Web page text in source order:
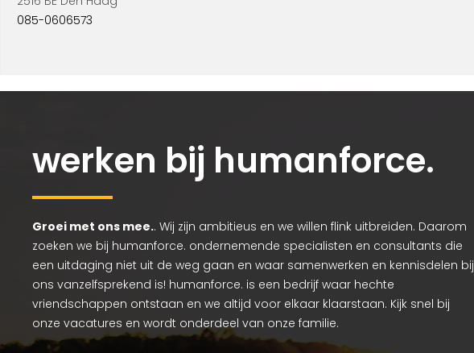
085-0606573
werken bij humanforce.
Groei met ons mee.. Wij zijn ambitieus en we willen flink uitbreiden. Daarom
zoeken we bij humanforce. ondernemende specialisten en consultants die
een uitdaging niet uit de weg gaan en waar samenwerken en kennisdelen bij
ons vanzelfsprekend is! humanforce. is een bedrijf waar hechte
vriendschappen ontstaan en we altijd voor elkaar klaarstaan. Kijk snel bij
onze vacatures en wordt onderdeel van onze familie.